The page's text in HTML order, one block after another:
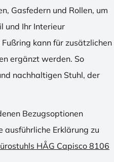
Gasfedern und Rollen, um
und Ihr Interieur
kann für zusätzlichen
ergänzt werden. So
nachhaltigen Stuhl, der
Bezugsoptionen
ausführliche Erklärung zu
HÅG Capisco 8106